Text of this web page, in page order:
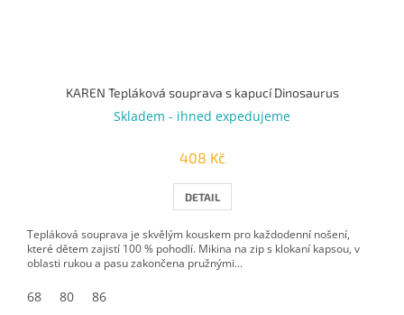
KAREN Tepláková souprava s kapucí Dinosaurus
Skladem - ihned expedujeme
408 Kč
DETAIL
Tepláková souprava je skvělým kouskem pro každodenní nošení,
které dětem zajistí 100 % pohodlí. Mikina na zip s klokaní kapsou, v
oblasti rukou a pasu zakončena pružnými...
68 80 86